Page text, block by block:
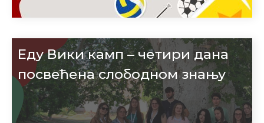
Еду Вики камп – четири дана
посвећена слободном знању